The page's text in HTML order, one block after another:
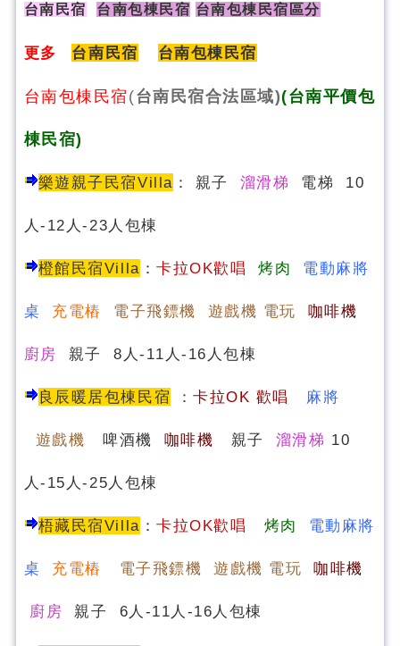
台南民宿 台南包棟民宿 台南包棟民宿區分
更多 台南民宿 台南包棟民宿
台南包棟民宿 (台南民宿合法區域)(台南平價包
棟民宿)
樂遊親子民宿Villa ： 親子 溜滑梯 電梯 10
人-12人-23人包棟
橙館民宿Villa ：卡拉OK歡唱 烤肉 電動麻將
桌 充電樁 電子飛鏢機 遊戲機 電玩 咖啡機
廚房 親子 8人-11人-16人包棟
良辰暖居包棟民宿 ：卡拉OK 歡唱 麻將
遊戲機 啤酒機 咖啡機 親子 溜滑梯 10
人-15人-25人包棟
梧藏民宿Villa ：卡拉OK歡唱 烤肉 電動麻將
桌 充電樁 電子飛鏢機 遊戲機 電玩 咖啡機
廚房 親子 6人-11人-16人包棟